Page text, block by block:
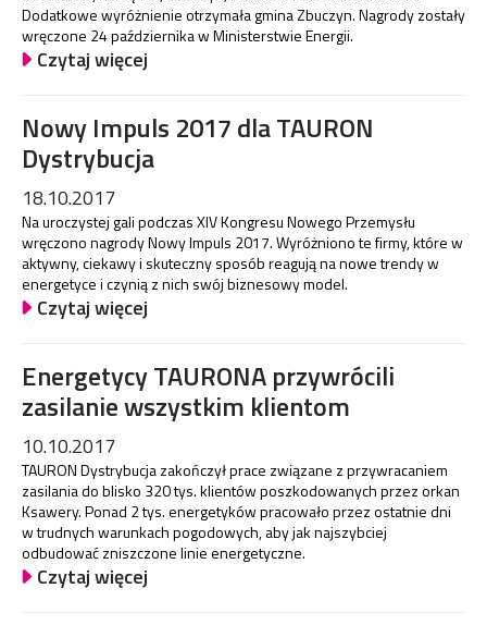
Dodatkowe wyróżnienie otrzymała gmina Zbuczyn. Nagrody zostały
wręczone 24 października w Ministerstwie Energii.
Czytaj więcej
Nowy Impuls 2017 dla TAURON
Dystrybucja
18.10.2017
Na uroczystej gali podczas XIV Kongresu Nowego Przemysłu
wręczono nagrody Nowy Impuls 2017. Wyróżniono te firmy, które w
aktywny, ciekawy i skuteczny sposób reagują na nowe trendy w
energetyce i czynią z nich swój biznesowy model.
Czytaj więcej
Energetycy TAURONA przywrócili
zasilanie wszystkim klientom
10.10.2017
TAURON Dystrybucja zakończył prace związane z przywracaniem
zasilania do blisko 320 tys. klientów poszkodowanych przez orkan
Ksawery. Ponad 2 tys. energetyków pracowało przez ostatnie dni
w trudnych warunkach pogodowych, aby jak najszybciej
odbudować zniszczone linie energetyczne.
Czytaj więcej